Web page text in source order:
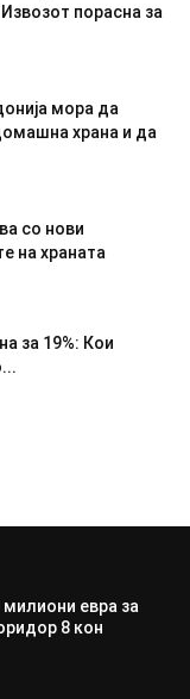
порасна за
мора да
храна и да
со нови
на храната
за 19%: Кои
евра за
8 кон